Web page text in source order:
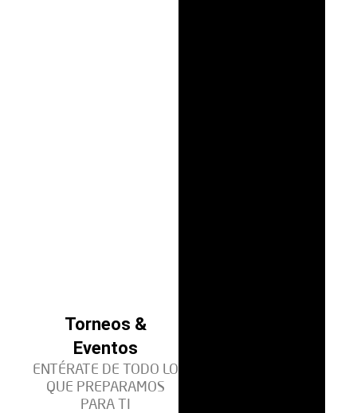
Torneos &
Eventos
ENTÉRATE DE TODO LO
QUE PREPARAMOS
PARA TI